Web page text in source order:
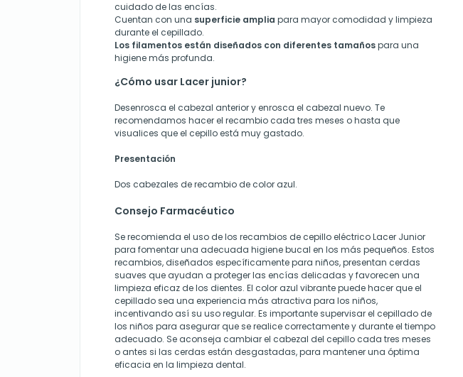
cuidado de las encías.
Cuentan con una superficie amplia para mayor comodidad y limpieza
durante el cepillado.
Los filamentos están diseñados con diferentes tamañospara una
higiene más profunda.
¿Cómo usar Lacer junior?
Desenrosca el cabezal anterior y enrosca el cabezal nuevo. Te
recomendamos hacer el recambio cada tres meses o hasta que
visualices que el cepillo está muy gastado.
Presentación
Dos cabezales de recambio de color azul.
Consejo Farmacéutico
Se recomienda el uso de los recambios de cepillo eléctrico Lacer Junior
para fomentar una adecuada higiene bucal en los más pequeños. Estos
recambios, diseñados específicamente para niños, presentan cerdas
suaves que ayudan a proteger las encías delicadas y favorecen una
limpieza eficaz de los dientes. El color azul vibrante puede hacer que el
cepillado sea una experiencia más atractiva para los niños,
incentivando así su uso regular. Es importante supervisar el cepillado de
los niños para asegurar que se realice correctamente y durante el tiempo
adecuado. Se aconseja cambiar el cabezal del cepillo cada tres meses
o antes si las cerdas están desgastadas, para mantener una óptima
eficacia en la limpieza dental.